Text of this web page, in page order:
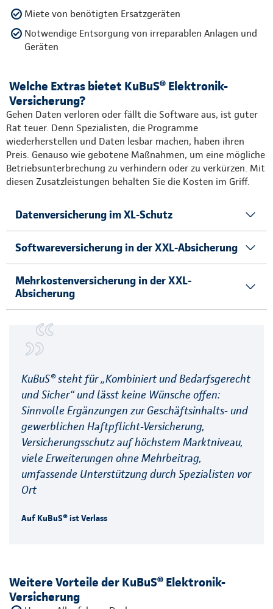
Miete von benötigten Ersatzgeräten
Notwendige Entsorgung von irreparablen Anlagen und
Geräten
Welche Extras bietet KuBuS® Elektronik-
Versicherung?
Gehen Daten verloren oder fällt die Software aus, ist guter
Rat teuer. Denn Spezialisten, die Programme
wiederherstellen und Daten lesbar machen, haben ihren
Preis. Genauso wie gebotene Maßnahmen, um eine mögliche
Betriebsunterbrechung zu verhindern oder zu verkürzen. Mit
diesen Zusatzleistungen behalten Sie die Kosten im Griff.
Datenversicherung im XL-Schutz
Softwareversicherung in der XXL-Absicherung
Mehrkostenversicherung in der XXL-
Absicherung
KuBuS® steht für „Kombiniert und Bedarfsgerecht
und Sicher“ und lässt keine Wünsche offen:
Sinnvolle Ergänzungen zur Geschäftsinhalts- und
gewerblichen Haftpflicht-Versicherung,
Versicherungsschutz auf höchstem Marktniveau,
viele Erweiterungen ohne Mehrbeitrag,
umfassende Unterstützung durch Spezialisten vor
Ort
Auf KuBuS® ist Verlass
Weitere Vorteile der KuBuS® Elektronik-
Versicherung